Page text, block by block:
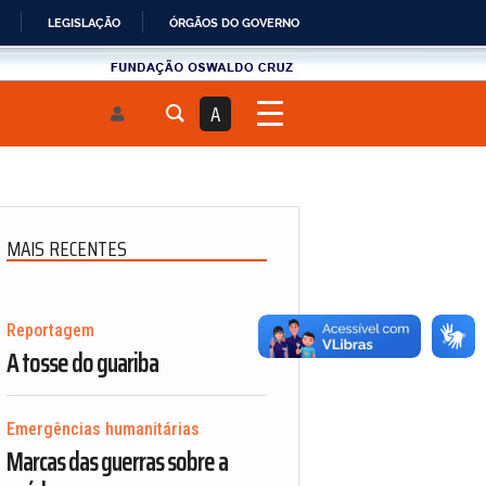
LEGISLAÇÃO ÓRGÃOS DO GOVERNO
Fundau00e7u00e3o
A
MAIS RECENTES
Reportagem
A tosse do guariba
Emergências humanitárias
Marcas das guerras sobre a